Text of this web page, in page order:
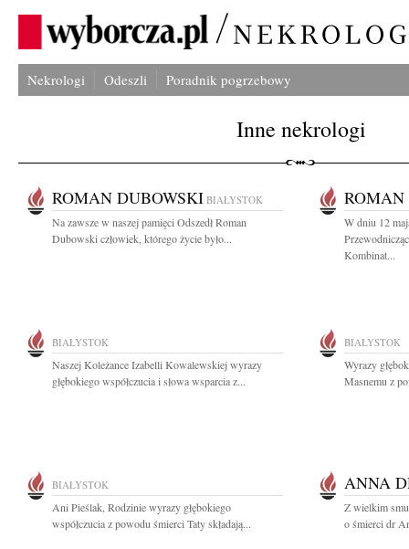
Nekrologi Odeszli Poradnik pogrzebowy
Inne nekrologi
ROMAN DUBOWSKI BIAŁYSTOK
Na zawsze w naszej pamięci Odszedł Roman
Dubowski człowiek, którego życie było...
ROMAN
W dniu 12
Kombinat...
BIAŁYSTOK
Naszej Koleżance Izabelli Kowalewskiej wyrazy
głębokiego współczucia i słowa wsparcia z...
BIAŁYSTOK
Wyrazy
Masnemu z
BIAŁYSTOK
Ani Pieślak, Rodzinie wyrazy głębokiego
współczucia z powodu śmierci Taty składają...
ANNA
Z wielkim
o śmierci dr